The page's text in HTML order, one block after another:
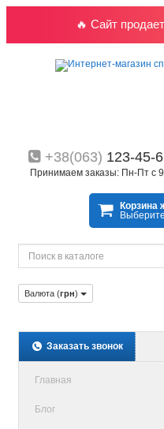
🔥 Сайт
+38(063) 123-45-
Принимаем заказы: Пн-Пт с
Корзина
Валюта (грн)
Заказать звонок
Главная
Блог